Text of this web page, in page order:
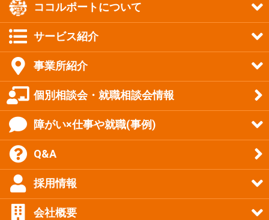
ココルポートについて
サービス紹介
事業所紹介
個別相談会・就職相談会情報
障がい×仕事や就職(事例)
Q&A
採用情報
会社概要